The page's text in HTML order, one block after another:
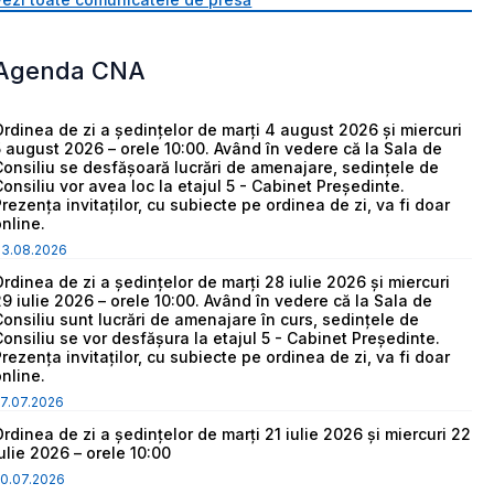
CNA
de zi a ședințelor de marți 4 august 2026 și miercuri
august 2026 – orele 10:00. Având în vedere că la Sala de
se desfășoară lucrări de amenajare, sedințele de
vor avea loc la etajul 5 - Cabinet Președinte.
invitaților, cu subiecte pe ordinea de zi, va fi doar
de zi a ședințelor de marți 28 iulie 2026 și miercuri
iulie 2026 – orele 10:00. Având în vedere că la Sala de
sunt lucrări de amenajare în curs, sedințele de
se vor desfășura la etajul 5 - Cabinet Președinte.
invitaților, cu subiecte pe ordinea de zi, va fi doar
de zi a ședințelor de marți 21 iulie 2026 și miercuri 22
2026 – orele 10:00